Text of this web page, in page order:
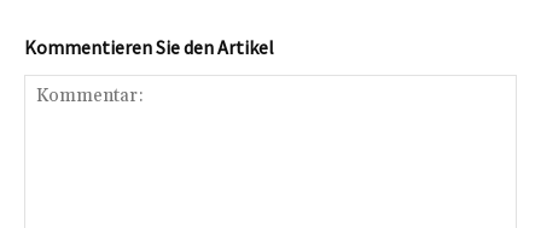
Kommentieren Sie den Artikel